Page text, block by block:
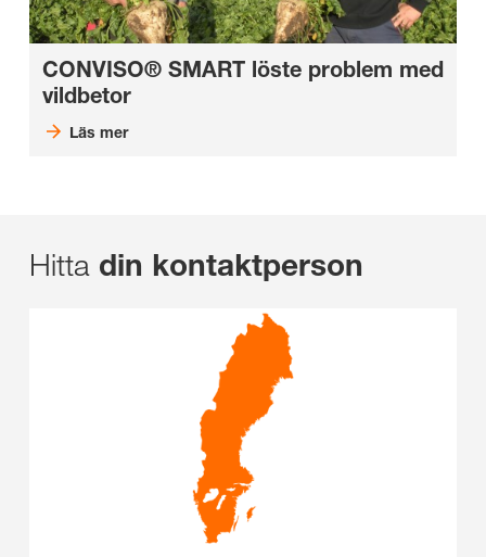
CONVISO® SMART löste problem med
vildbetor
Läs mer
Hitta din kontaktperson